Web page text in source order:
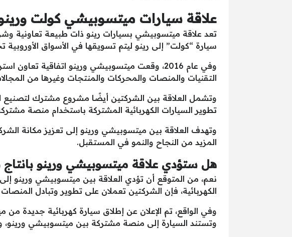
علاقة سيارات ميتسوبيشي كولت
سيارة “كولت” إلى رينو ليتم تسويقها في الأسواق
وفي عام 2016، وقعت ميتسوبيشي ورينو اتفاقية
التقنيات والمنصات والمحركات والمنتجات وغيرها من
تطوير السيارات الكهربائية المشتركة باستخدام منصة
وتهدف العلاقة بين ميتسوبيشي ورينو إلى تعزيز مكانة
المزيد من النجاح والنمو في المستقبل.
هل ستؤدي علاقة ميتسوبيشي ورينو بانتاج
نعم، من المتوقع أن تؤدي العلاقة بين ميتسوبيشي ورينو
الكهربائية، فإن الشركتين تعملان على تطوير وتبادل
وتستند السيارة إلى منصة مشتركة بين ميتسوبيشي ورينو، وتتميز